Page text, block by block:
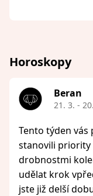
Horoskopy
Beran
21. 3. -
Tento týden vás
stanovili priority
drobnostmi
udělat krok
jste již delší